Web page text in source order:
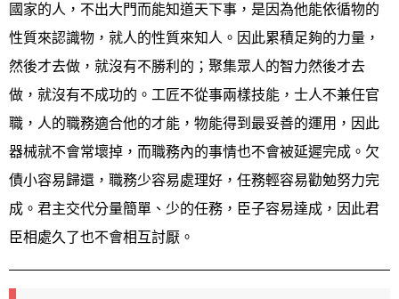
國家的人，不出大門而能知道天下事，是因為他能依循物的
性質來認識物，就人的性質來知人。因此累積足夠的力量，
然後才去做，就沒有不勝利的；聚集眾人的智力然後才去
做，就沒有不成功的。工匠不從事兩樣技能，士人不兼任官
職，人的職務適合他的才能，物能得到最妥善的運用，因此
器械就不會常壞掉，而職務內的事情也不會被延遲完成。欠
債小容易歸還，職務少容易處理好，任務輕容易勸勉努力完
成。君主交代分量簡單、少的任務，臣子容易達成，因此君
臣相處久了也不會相互討厭。